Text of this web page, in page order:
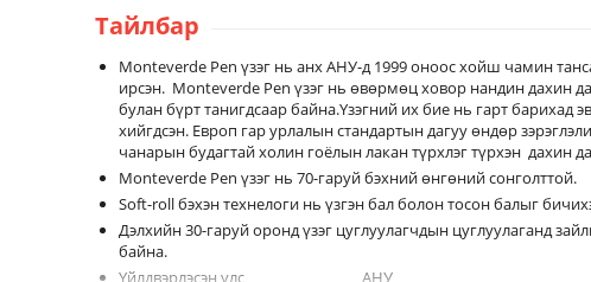
Тайлбар
Monteverde Pen үзэг нь анх АНУ-д 1999 оноос хойш чамин
ирсэн. Monteverde Pen үзэг нь өвөрмөц ховор нандин дахин
булан бүрт танигдсаар байна.Үзэгний их бие нь гарт барихад
хийгдсэн. Европ гар урлалын стандартын дагуу өндөр
чанарын будагтай холин гоёлын лакан түрхлэг түрхэн дахин
Monteverde Pen үзэг нь 70-гаруй бэхний өнгөний сонголттой.
Soft-roll бэхэн технелоги нь үзгэн бал болон тосон балыг
Дэлхийн 30-гаруй оронд үзэг цуглуулагчдын цуглуулаганд
байна.
Үйлдвэрлэсэн улс АНУ